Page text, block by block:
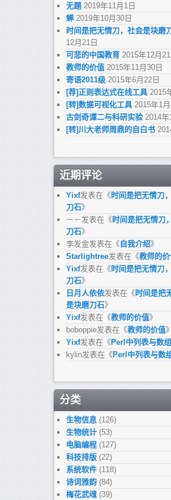
无题 2019年11月1日
蝉 2019年10月30日
时间是把无情刀，社会是块磨
12月21日
可悲的中国教育 2015年12月21
教师的价值 2015年11月30日
寄语2011级 2015年6月22日
[荐]正则表达式在线工具 2015
[转]数据可视化工具 2015年1月
古剑奇谭二与科研实验 2014年
[转]川大老师周鼎的自白书
近期评论
Yixf发表在《时间是把无情刀
刀石》
－－发表在《时间是把无情刀
刀石》
李发金发表在《自我介绍》
Starlightree发表在《教师的
Yixf发表在《时间是把无情刀
刀石》
日月人依依发表在《时间是把
是块磨刀石》
Yixf发表在《教师的价值》
boboppie发表在《教师的价值》
Yixf发表在《Perl中列表与数
kylin发表在《Perl中列表与数
分类
生物信息(126)
生物统计(53)
电脑编程(127)
科技排版(22)
系统软件(118)
诗词雅韵(84)
梅花武魂(39)